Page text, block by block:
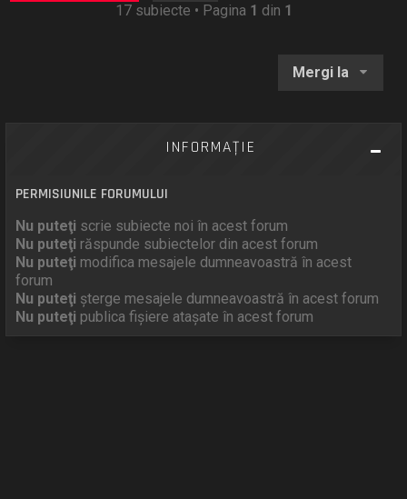
17 subiecte • Pagina 1 din 1
Mergi la
INFORMAŢIE
PERMISIUNILE FORUMULUI
Nu puteţi scrie subiecte noi în acest forum
Nu puteţi răspunde subiectelor din acest forum
Nu puteţi modifica mesajele dumneavoastră în acest
forum
Nu puteţi şterge mesajele dumneavoastră în acest forum
Nu puteţi publica fişiere ataşate în acest forum